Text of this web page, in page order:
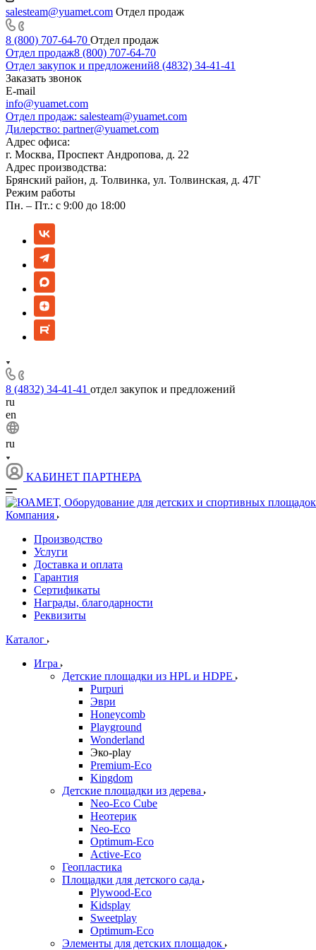
salesteam@yuamet.com Отдел продаж
8 (800) 707-64-70 Отдел продаж
Отдел продаж8 (800) 707-64-70
Отдел закупок и предложений8 (4832) 34-41-41
Заказать звонок
E-mail
info@yuamet.com
Отдел продаж: salesteam@yuamet.com
Дилерство: partner@yuamet.com
Адрес офиса:
г. Москва, Проспект Андропова, д. 22
Адрес производства:
Брянский район, д. Толвинка, ул. Толвинская, д. 47Г
Режим работы
Пн. – Пт.: с 9:00 до 18:00
8 (4832) 34-41-41 отдел закупок и предложений
ru
en
ru
КАБИНЕТ ПАРТНЕРА
Компания
Производство
Услуги
Доставка и оплата
Гарантия
Сертификаты
Награды, благодарности
Реквизиты
Каталог
Игра
Детские площадки из HPL и HDPE
Purpuri
Эври
Honeycomb
Playground
Wonderland
Эко-play
Premium-Eco
Kingdom
Детские площадки из дерева
Neo-Eco Cube
Неотерик
Neo-Eco
Оptimum-Еco
Active-Eco
Геопластика
Площадки для детского сада
Plywood-Eco
Kidsplay
Sweetplay
Оptimum-Еco
Элементы для детских площадок